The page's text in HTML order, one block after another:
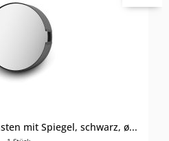
mit Spiegel, schwarz, ø...